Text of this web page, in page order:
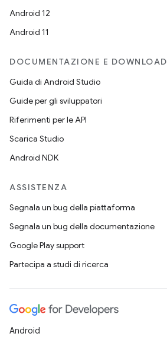
Android 12
Android 11
DOCUMENTAZIONE E DOWNLOAD
Guida di Android Studio
Guide per gli sviluppatori
Riferimenti per le API
Scarica Studio
Android NDK
ASSISTENZA
Segnala un bug della piattaforma
Segnala un bug della documentazione
Google Play support
Partecipa a studi di ricerca
Android